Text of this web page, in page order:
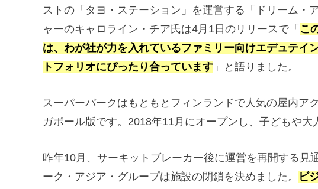
ストの「タヨ・ステーション」を運営する「ドリーム・
ャーのキャロライン・チア氏は4月1日のリリースで「 こ
は、わが社が力を入れているファミリー向けエデュテイ
トフォリオにぴったり合っています 」と語りました。
スーパーパークはもともとフィンランドで人気の屋内ア
ガポール版です。2018年11月にオープンし、子どもや大
昨年10月、サーキットブレーカー後に運営を再開する見
ーク・アジア・グループは施設の閉鎖を決めました。
ビ